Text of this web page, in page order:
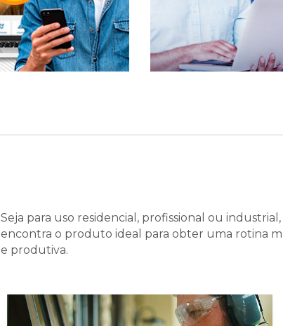
Seja para uso residencial, profissional ou
encontra o produto ideal para obter uma rotina
e produtiva.